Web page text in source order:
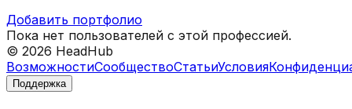
Добавить портфолио
Пока нет пользователей с этой профессией.
© 2026 HeadHub
ВозможностиСообществоСтатьиУсловия
Поддержка